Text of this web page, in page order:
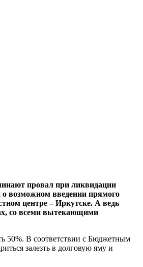
провал при ликвидации
возможном введении прямого
центре – Иркутске. А ведь
со всеми вытекающими
50%. В соответствии с Бюджетным
залезть в долговую яму и